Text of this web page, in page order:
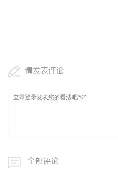
请发表评论
全部评论